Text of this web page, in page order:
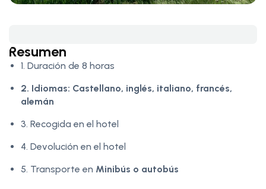
Resumen
1. Duración de 8 horas
2. Idiomas: Castellano, inglés, italiano, francés,
alemán
3. Recogida en el hotel
4. Devolución en el hotel
5. Transporte en Minibús o autobús